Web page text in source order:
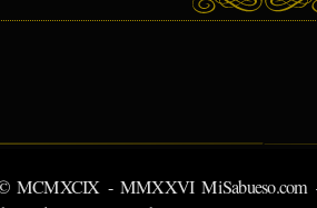
MCMXCIX - MMXXVI MiSabueso.com